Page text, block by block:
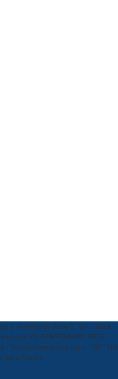
| Powered by Know K. Srl -- Stock
©SIPOMEDIA ADV SRLS
- Testata Giornalistica reg. n. 7/07, Trib
Luca Pernice